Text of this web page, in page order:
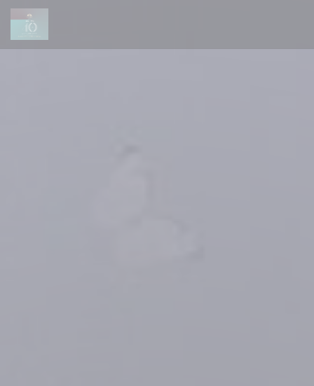
Πίνακας διαχείρισης "Μπισκότων" (Cookies)